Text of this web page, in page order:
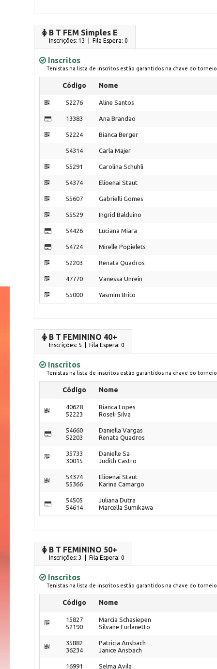
B T FEM Simples E
Inscrições: 13 | Fila Espera: 0
Inscritos
Tenistas na lista de inscritos estão garantidos na chave do torneio
Código Nome
52276 Aline Santos
13383 Ana Brandao
52224 Bianca Berger
54314 Carla Majer
55291 Carolina Schuhli
54374 Elioenai Staut
55607 Gabrielli Gomes
55529 Ingrid Balduino
54426 Luciana Miara
54724 Mirelle Popielets
52203 Renata Quadros
47770 Vanessa Unrein
55000 Yasmim Brito
B T FEMININO 40+
Inscrições: 5 | Fila Espera: 0
Inscritos
Tenistas na lista de inscritos estão garantidos na chave do torneio
Código Nome
40628
52223
Bianca Lopes
Roseli Silva
54660
52203
Daniella Vargas
Renata Quadros
35733
30015
Danielle Sa
Judith Castro
54374
55366
Elioenai Staut
Karina Camargo
54505
54614
Juliana Dutra
Marcella Sumikawa
B T FEMININO 50+
Inscrições: 3 | Fila Espera: 0
Inscritos
Tenistas na lista de inscritos estão garantidos na chave do torneio
Código Nome
15827
52190
Marcia Schasiepen
Silvane Furlanetto
35882
36234
Patricia Ansbach
Janice Ansbach
16991
Selma Avila